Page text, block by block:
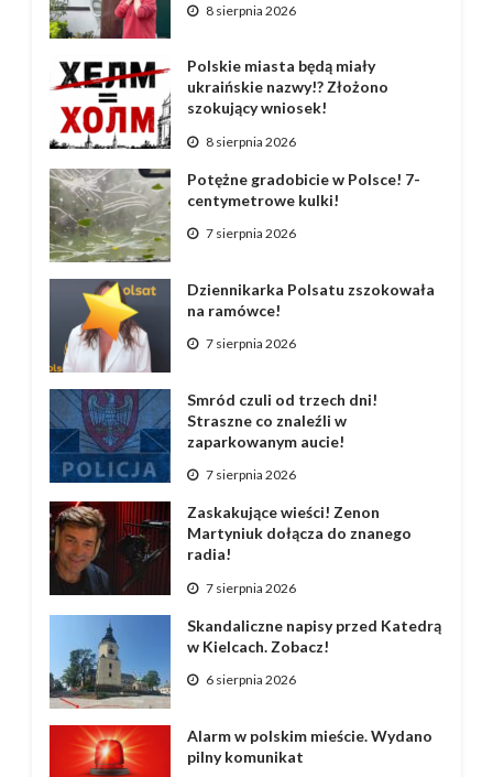
8 sierpnia 2026
Polskie miasta będą miały
ukraińskie nazwy!? Złożono
szokujący wniosek!
8 sierpnia 2026
Potężne gradobicie w Polsce! 7-
centymetrowe kulki!
7 sierpnia 2026
Dziennikarka Polsatu zszokowała
na ramówce!
7 sierpnia 2026
Smród czuli od trzech dni!
Straszne co znaleźli w
zaparkowanym aucie!
7 sierpnia 2026
Zaskakujące wieści! Zenon
Martyniuk dołącza do znanego
radia!
7 sierpnia 2026
Skandaliczne napisy przed Katedrą
w Kielcach. Zobacz!
6 sierpnia 2026
Alarm w polskim mieście. Wydano
pilny komunikat